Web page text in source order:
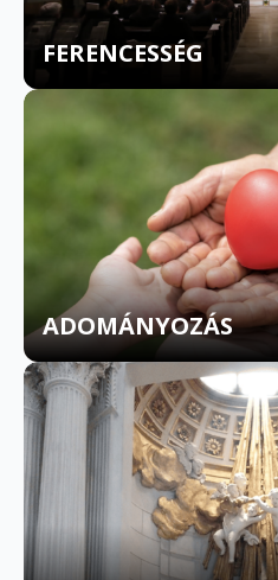
FERENCESSÉG
MULTILINGUAL
ADOMÁNYOZÁS